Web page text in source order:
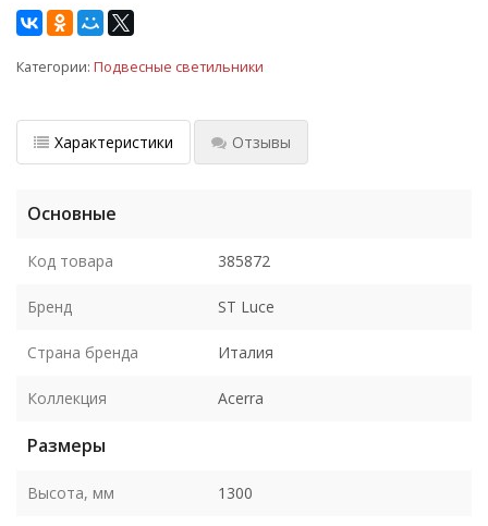
Категории: Подвесные светильники
Характеристики Отзывы
Основные
Код товара 385872
Бренд ST Luce
Страна бренда Италия
Коллекция Acerra
Размеры
Высота, мм 1300